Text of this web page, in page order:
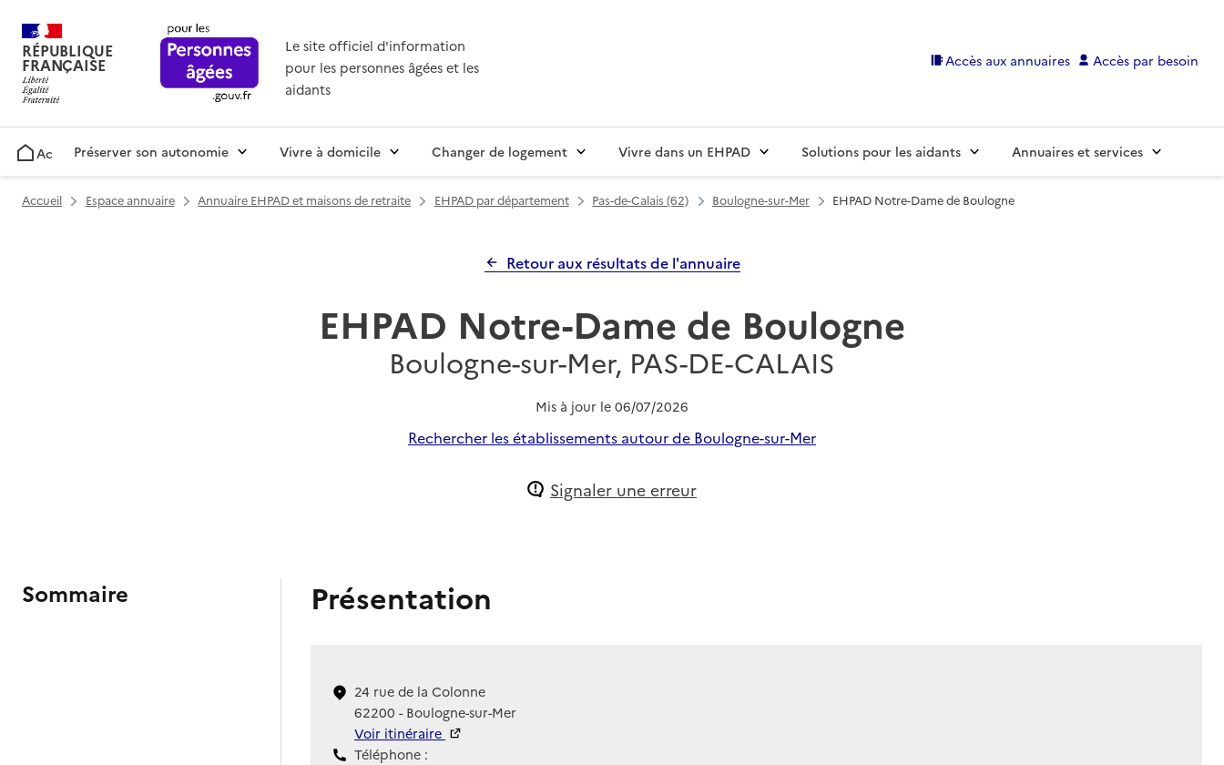
RÉPUBLIQUE
FRANÇAISE
Le site officiel d'information
pour les personnes âgées et les
aidants
Accès aux annuaires Accès par besoin
AccueilPréserver son autonomie Vivre à domicile Changer de logement Vivre dans un EHPAD Solutions pour les aidants Annuaires et services
Accueil Espace annuaire Annuaire EHPAD et maisons de retraite EHPAD par département Pas-de-Calais (62) Boulogne-sur-Mer EHPAD Notre-Dame de Boulogne
Retour aux résultats de l'annuaire
EHPAD Notre-Dame de Boulogne
Boulogne-sur-Mer, PAS-DE-CALAIS
Mis à jour le 06/07/2026
Rechercher les établissements autour de Boulogne-sur-Mer
Signaler une erreur
Sommaire Présentation
24 rue de la Colonne
62200 - Boulogne-sur-Mer
Voir itinéraire
Téléphone :